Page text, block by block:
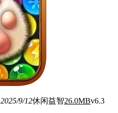
2025/9/12休闲益智26.0MBv6.3